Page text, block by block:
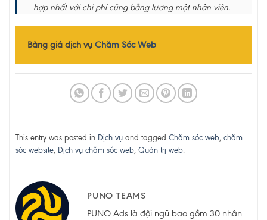
hợp nhất với chi phí cũng bằng lương một nhân viên.
Bảng giá dịch vụ Chăm Sóc Web
This entry was posted in Dịch vụ and tagged Chăm sóc web, chăm
sóc website, Dịch vụ chăm sóc web, Quản trị web.
PUNO TEAMS
PUNO Ads là đội ngũ bao gồm 30 nhân